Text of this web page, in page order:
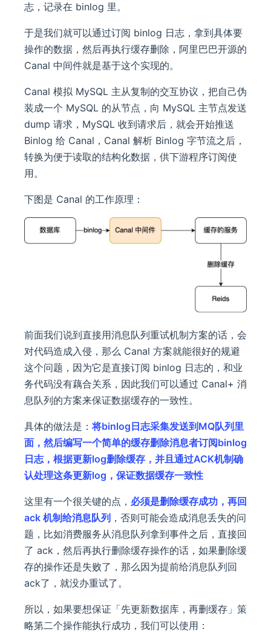
志，记录在 binlog 里。
于是我们就可以通过订阅 binlog 日志，拿到具体要
操作的数据，然后再执行缓存删除，阿里巴巴开源的
Canal 中间件就是基于这个实现的。
Canal 模拟 MySQL 主从复制的交互协议，把自己伪
装成一个 MySQL 的从节点，向 MySQL 主节点发送
dump 请求，MySQL 收到请求后，就会开始推送
Binlog 给 Canal，Canal 解析 Binlog 字节流之后，
转换为便于读取的结构化数据，供下游程序订阅使
用。
下图是 Canal 的工作原理：
前面我们说到直接用消息队列重试机制方案的话，会
对代码造成入侵，那么 Canal 方案就能很好的规避
这个问题，因为它是直接订阅 binlog 日志的，和业
务代码没有藕合关系，因此我们可以通过 Canal+ 消
息队列的方案来保证数据缓存的一致性。
具体的做法是：将binlog日志采集发送到MQ队列里
面，然后编写一个简单的缓存删除消息者订阅binlog
日志，根据更新log删除缓存，并且通过ACK机制确
认处理这条更新log，保证数据缓存一致性
这里有一个很关键的点， 必须是删除缓存成功，再回
ack 机制给消息队列 ，否则可能会造成消息丢失的问
题，比如消费服务从消息队列拿到事件之后，直接回
了 ack，然后再执行删除缓存操作的话，如果删除缓
存的操作还是失败了，那么因为提前给消息队列回
ack了，就没办重试了。
所以，如果要想保证「先更新数据库，再删缓存」策
略第二个操作能执行成功，我们可以使用：